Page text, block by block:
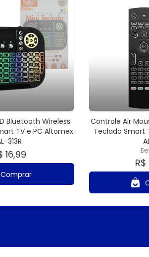
Bluetooth Wireless
TV e PC Altomex
313R
16,99
Comprar
Controle Air
Teclado Smart